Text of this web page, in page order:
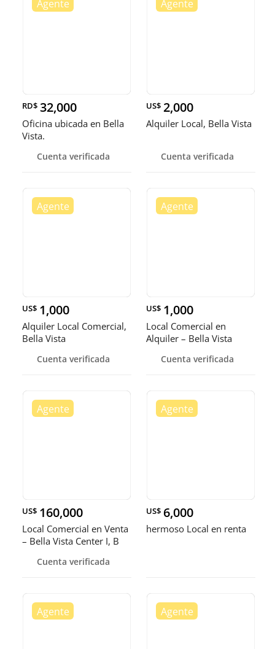
RD$ 32,000
Oficina ubicada en Bella
Vista.
Cuenta verificada
US$ 2,000
Alquiler Local, Bella Vista
Cuenta verificada
US$ 1,000
Alquiler Local Comercial,
Bella Vista
Cuenta verificada
US$ 1,000
Local Comercial en
Alquiler – Bella Vista
Cuenta verificada
US$ 160,000
Local Comercial en Venta
– Bella Vista Center I, B
Cuenta verificada
US$ 6,000
hermoso Local en renta